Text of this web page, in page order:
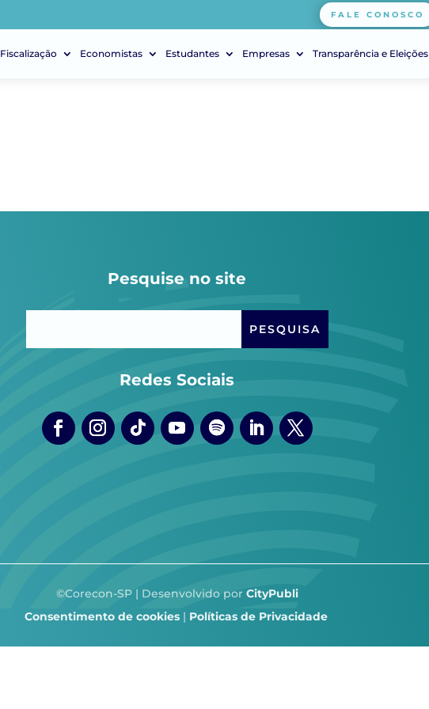
FALE CONOSCO
Fiscalização Economistas Estudantes Empresas Transparência e Eleições
Pesquise no site
Redes Sociais
©Corecon-SP | Desenvolvido por CityPubli
Consentimento de cookies| Políticas de Privacidade